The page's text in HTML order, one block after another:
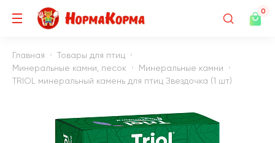
0
Главная
Товары для птиц
Минеральные камни, песок
Минеральные камни
TRIOL минеральный камень для птиц Звездочка (1 шт)